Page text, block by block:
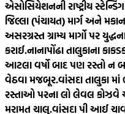
એસોસિયેશનની રાષ્ટ્રીય
જિલ્લા (પંચાયત) માર્ગ અને
અસરગ્રસ્ત ગ્રામ્ય માર્ગો પર
કરાઈ.નાનાપોંઢા તાલુકાના
આટલા વર્ષો બાદ પણ રસ્તો ન
વેઠવા મજબૂર.વાંસદા તાલુકા
રસ્તાઓ પરના લો લેવલ કોઝવે
મરામત ચાલુ.વાંસદા પી આઈ